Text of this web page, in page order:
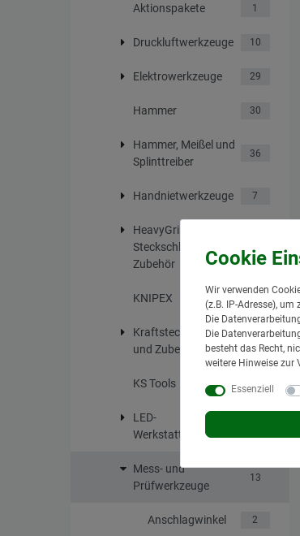
Aktionspakete 1
Druckluftwerkzeuge 10
Elektrowerkzeuge 29
Hammer 30
Hammer, Meißel und
Splinttreiber
36
Handnietwerkzeuge 7
HeavyGrip
Steckschlüssel und
Zubehör
22
KNIPEX
Kraftsteckschlüssel
und Zubehör
41
KS Tools
LED-
Werkstattlampen
Mess- und
Prüfwerkzeuge
13
Anschlagwinkel 2
Wir verwenden
(z.B. IP-Adresse),
Die
Die
besteht das Recht,
weitere Hinweise zur
Essenziell